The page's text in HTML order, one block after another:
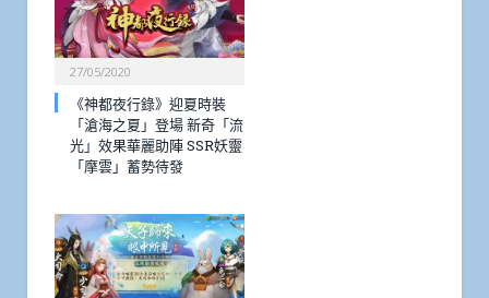
27/05/2020
《神都夜行錄》迎夏時裝
「滄海之夏」登場 新奇「流
光」效果華麗助陣 SSR妖靈
「摩雲」蓄勢待發